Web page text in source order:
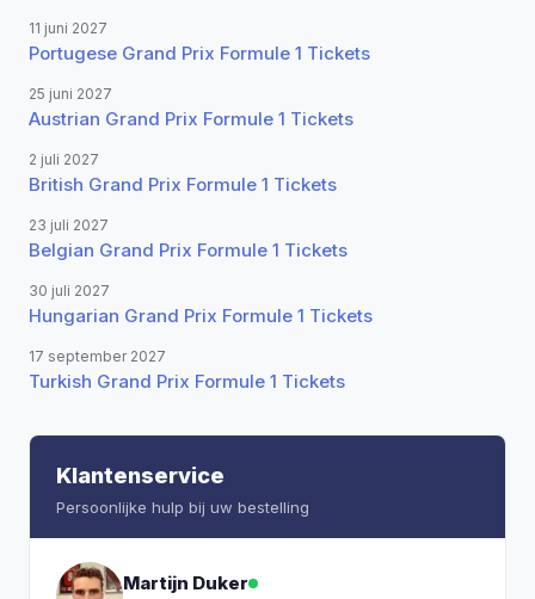
11 juni 2027
Portugese Grand Prix Formule 1 Tickets
25 juni 2027
Austrian Grand Prix Formule 1 Tickets
2 juli 2027
British Grand Prix Formule 1 Tickets
23 juli 2027
Belgian Grand Prix Formule 1 Tickets
30 juli 2027
Hungarian Grand Prix Formule 1 Tickets
17 september 2027
Turkish Grand Prix Formule 1 Tickets
Klantenservice
Persoonlijke hulp bij uw bestelling
Martijn Duker